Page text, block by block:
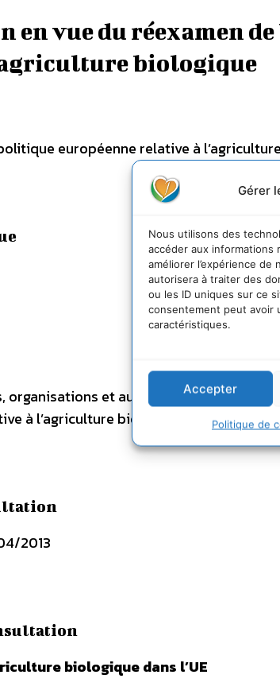
Gérer
Nous utilisons des
accéder aux informations
améliorer l’expérience
autorisera à traiter des
ou les ID uniques sur ce
consentement peut avoir
caractéristiques.
Accepter
Politique de
en vue du réexamen
biologique
européenne relative à
organisations et autorités publiques
à l’agriculture biologique sont invités
2013
biologique dans l’UE